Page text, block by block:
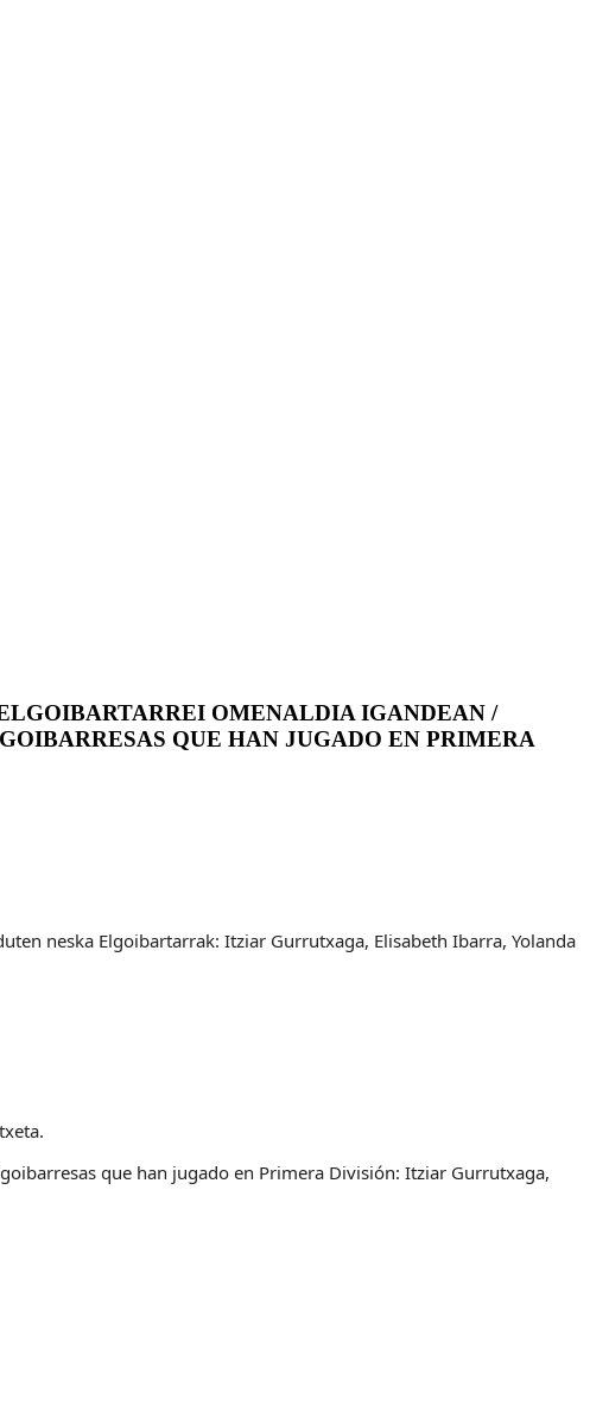
OMENALDIA IGANDEAN /
QUE HAN JUGADO EN PRIMERA
neska Elgoibartarrak: Itziar Gurrutxaga, Elisabeth Ibarra, Yolanda
que han jugado en Primera División: Itziar Gurrutxaga,